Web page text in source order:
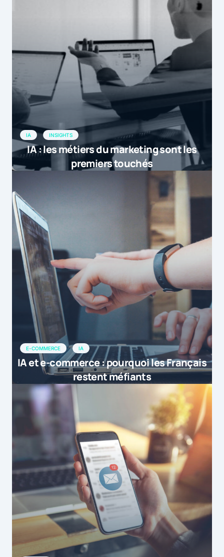
IA INSIGHTS
IA : les métiers du marketing sont les
premiers touchés
E-COMMERCE IA
IA et e-commerce : pourquoi les Français
restent méfiants